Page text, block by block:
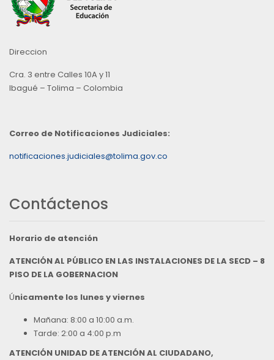
Direccion
Cra. 3 entre Calles 10A y 11
Ibagué – Tolima – Colombia
Correo de Notificaciones Judiciales:
notificaciones.judiciales@tolima.gov.co
Contáctenos
Horario de atención
ATENCIÓN AL PÚBLICO EN LAS INSTALACIONES DE LA SECD – 8
PISO DE LA GOBERNACION
Únicamente los lunes y viernes
Mañana: 8:00 a 10:00 a.m.
Tarde: 2:00 a 4:00 p.m
ATENCIÓN UNIDAD DE ATENCIÓN AL CIUDADANO,